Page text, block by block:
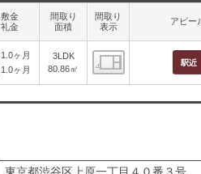
敷金
礼金
間取り
面積
間取り
表示
アピー
1.0ヶ月
1.0ヶ月
3LDK
80.86㎡
間取り表示